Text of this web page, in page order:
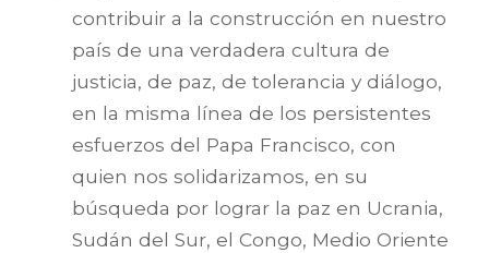
contribuir a la construcción en nuestro
país de una verdadera cultura de
justicia, de paz, de tolerancia y diálogo,
en la misma línea de los persistentes
esfuerzos del Papa Francisco, con
quien nos solidarizamos, en su
búsqueda por lograr la paz en Ucrania,
Sudán del Sur, el Congo, Medio Oriente